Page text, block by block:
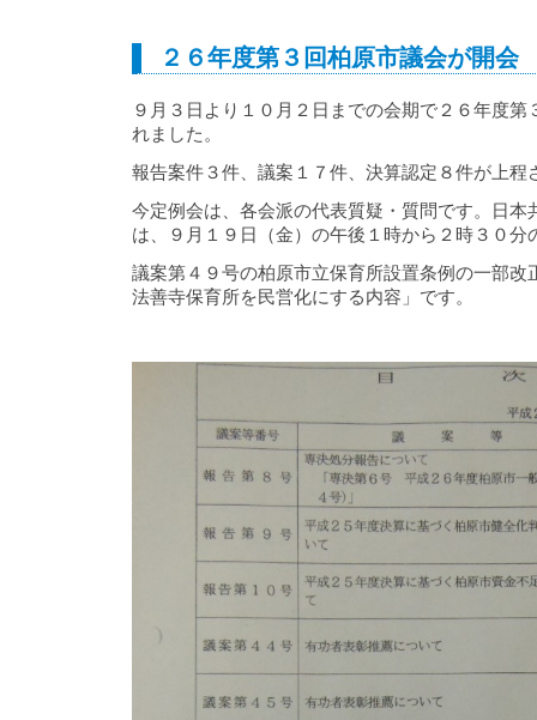
２６年度第３回柏原市議会が開会
９月３日より１０月２日までの会期で２６年度第
れました。
報告案件３件、議案１７件、決算認定８件が上程
今定例会は、各会派の代表質疑・質問です。日本
は、９月１９日（金）の午後１時から２時３０分
議案第４９号の柏原市立保育所設置条例の一部改
法善寺保育所を民営化にする内容」です。